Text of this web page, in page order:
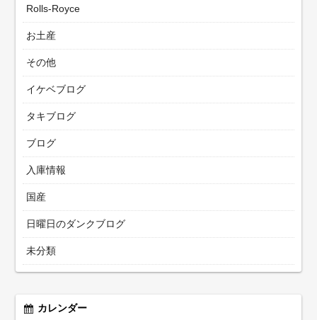
Rolls-Royce
お土産
その他
イケベブログ
タキブログ
ブログ
入庫情報
国産
日曜日のダンクブログ
未分類
カレンダー